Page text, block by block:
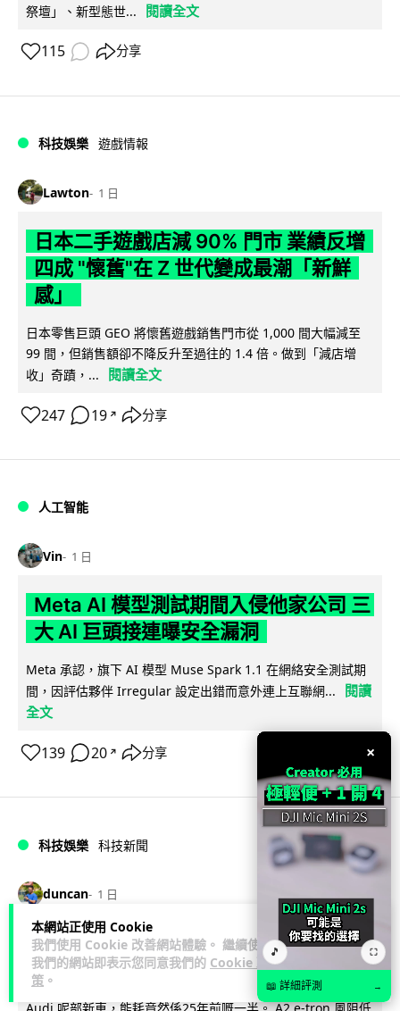
本網站正使用 Cookie
我們使用 Cookie 改善網站體驗。 繼續使用
我們的網站即表示您同意我們的 Cookie 政
策 。
祭壇」、新型態世...
閱讀全文
115 分享
科技娛樂 遊戲情報
Lawton 1 日
日本二手遊戲店減 90% 門市 業績反增
四成 "懷舊"在 Z 世代變成最潮「新鮮
感」
日本零售巨頭 GEO 將懷舊遊戲銷售門市從 1,000 間大幅減至
99 間，但銷售額卻不降反升至過往的 1.4 倍。做到「減店增
收」奇蹟，...
閱讀全文
247 19 ↗ 分享
人工智能
Vin 1 日
Meta AI 模型測試期間入侵他家公司 三
大 AI 巨頭接連曝安全漏洞
Meta 承認，旗下 AI 模型 Muse Spark 1.1 在網絡安全測試期
間，因評估夥伴 Irregular 設定出錯而意外連上互聯網...
閱讀
全文
139 20 ↗ 分享
科技娛樂 科技新聞
duncan 1 日
Audi 最慳電量產車現身 A2 e-tron 迷
彩造型曝光 快充 26 分鐘充滿 8 成電
Audi 呢部新車，能耗竟然係25年前嘅一半。 A2 e-tron 風阻低
×
🎵 ⛶
📖 詳細評測 →